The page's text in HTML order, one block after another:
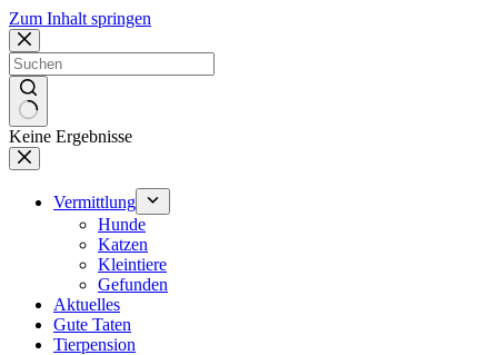
Zum Inhalt springen
Keine Ergebnisse
Vermittlung
Hunde
Katzen
Kleintiere
Gefunden
Aktuelles
Gute Taten
Tierpension